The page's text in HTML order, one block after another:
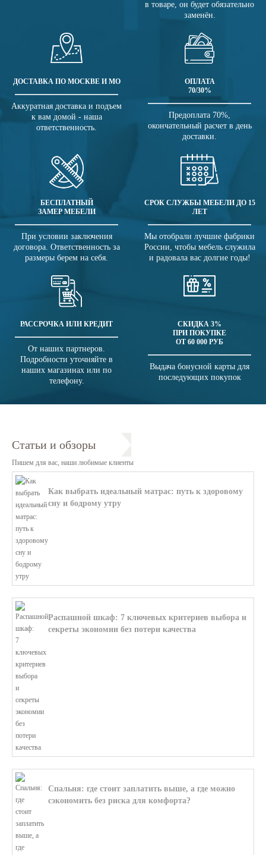
в товаре, он будет обязательно
заменён.
ДОСТАВКА ПО МОСКВЕ И МО
Аккуратная доставка и подъем
к вам домой - наша
ответственность.
ОПЛАТА
70/30%
Предоплата 70%,
окончательный расчет в день
доставки.
БЕСПЛАТНЫЙ
ЗАМЕР МЕБЕЛИ
При условии заключения
договора. Ответственность за
размеры берем на себя.
СРОК СЛУЖБЫ МЕБЕЛИ ДО 15
ЛЕТ
Мы отобрали лучшие фабрики
России, чтобы мебель служила
и радовала вас долгие годы!
РАССРОЧКА ИЛИ КРЕДИТ
От наших партнеров.
Подробности уточняйте в
наших магазинах или по
телефону.
СКИДКА 3%
ПРИ ПОКУПКЕ
ОТ 60 000 РУБ
Выдача бонусной карты для
последующих покупок
Статьи и обзоры
Пишем для вас, наши любимые клиенты
Как выбрать идеальный матрас: путь к здоровому
сну и бодрому утру
Распашной шкаф: 7 ключевых критериев выбора и
секреты экономии без потери качества
Спальня: где стоит заплатить выше, а где можно
сэкономить без риска для комфорта?